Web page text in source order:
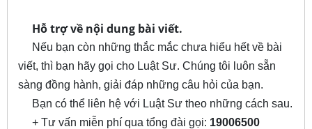
Hỗ trợ về nội dung bài viết.
Nếu bạn còn những thắc mắc chưa hiểu hết về bài
viết, thì bạn hãy gọi cho Luật Sư. Chúng tôi luôn sẵn
sàng đồng hành, giải đáp những câu hỏi của bạn.
Bạn có thể liên hệ với Luật Sư theo những cách sau.
+ Tư vấn miễn phí qua tổng đài gọi: 19006500